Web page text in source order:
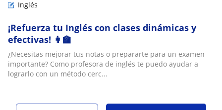
Inglés
¡Refuerza tu Inglés con clases dinámicas y
efectivas! 👩‍🏫
¿Necesitas mejorar tus notas o prepararte para un examen
importante? Como profesora de inglés te puedo ayudar a
lograrlo con un método cerc...